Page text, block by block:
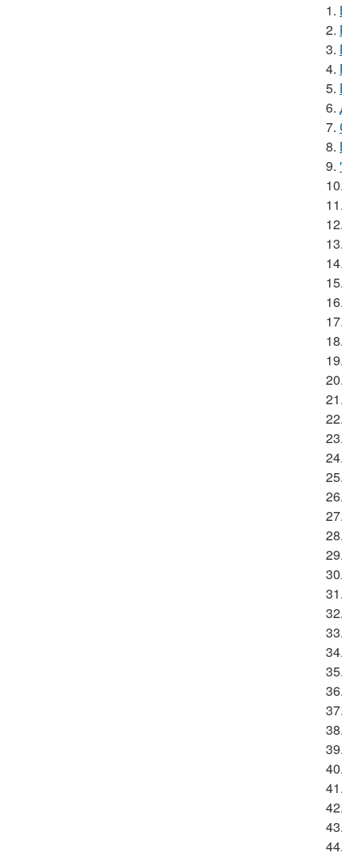
1.
2.
3.
4.
5.
6.
7.
8.
9.
10.
11.
12.
13.
14.
15.
16.
17.
18.
19.
20.
21.
22.
23.
24.
25.
26.
27.
28.
29.
30.
31.
32.
33.
34.
35.
36.
37.
38.
39.
40.
41.
42.
43.
44.